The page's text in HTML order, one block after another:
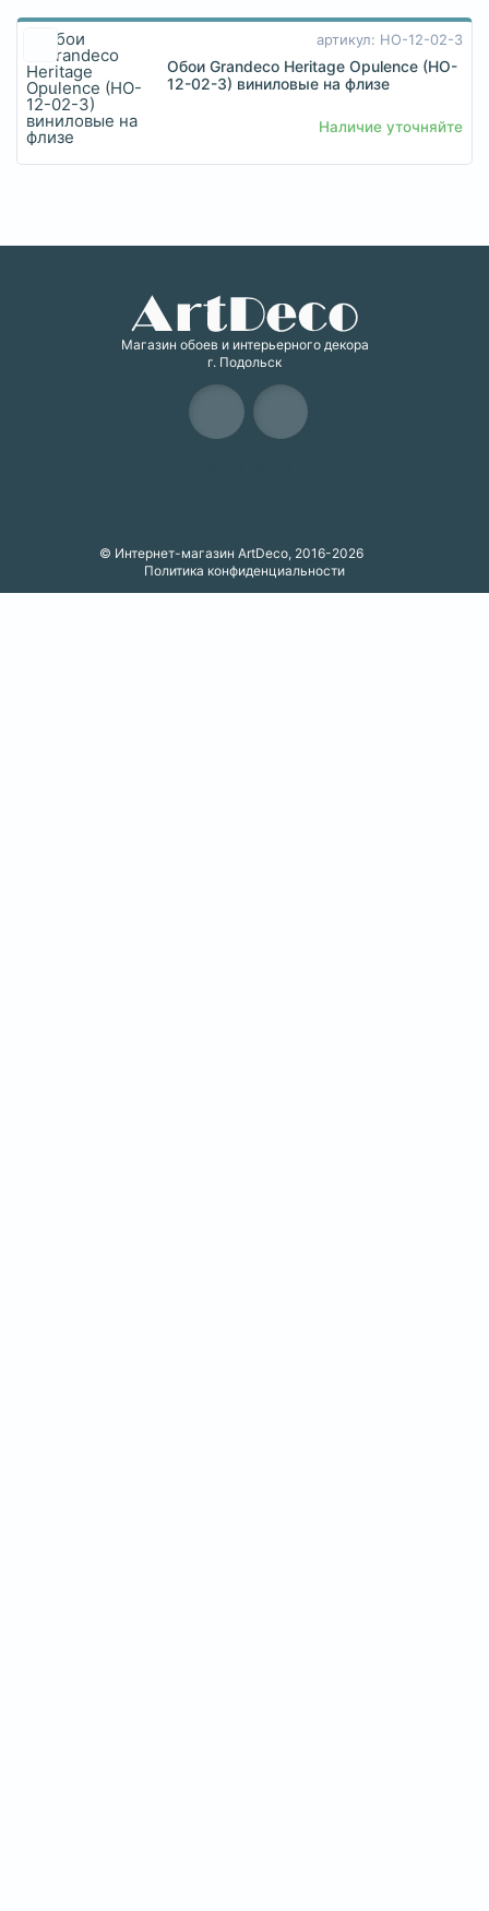
артикул: HO-12-02-3
Обои Grandeco Heritage Opulence (HO-
12-02-3) виниловые на флизе
Наличие уточняйте
Магазин обоев и интерьерного декора
г. Подольск
© Интернет-магазин ArtDeco, 2016-2026
Политика конфиденциальности